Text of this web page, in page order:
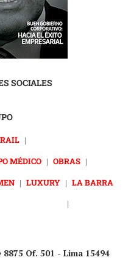
SOCIALES
|
MÉDICO | OBRAS |
| LUXURY | LA BARRA
|
Of. 501 - Lima 15494